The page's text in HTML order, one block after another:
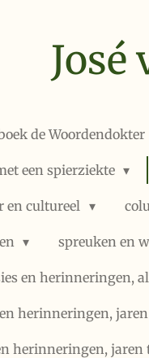
José
de Woordendokter
een spierziekte
en cultureel
spreuken en
en herinneringen,
herinneringen,
herinneringen, jaren